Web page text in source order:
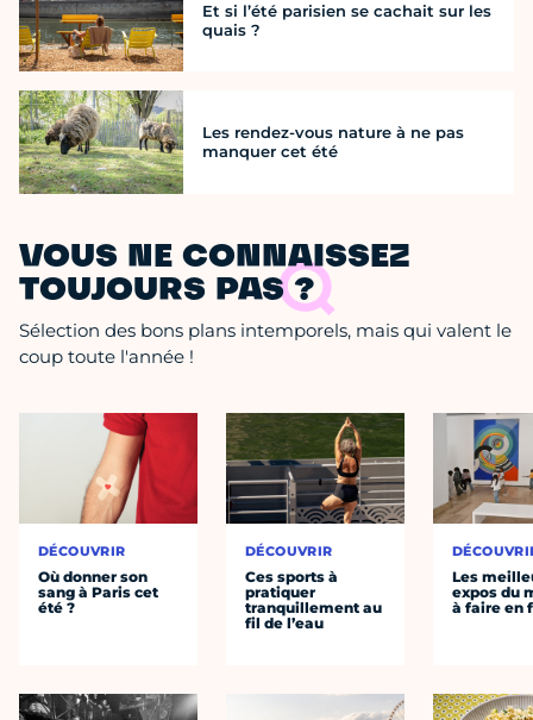
Et si l’été parisien se cachait sur les
quais ?
Les rendez-vous nature à ne pas
manquer cet été
VOUS NE CONNAISSEZ
TOUJOURS PAS ?
Sélection des bons plans intemporels, mais qui valent le
coup toute l'année !
DÉCOUVRIR
Où donner son
sang à Paris cet
été ?
DÉCOUVRIR
Ces sports à
pratiquer
tranquillement au
fil de l’eau
Les
expos du
à faire en